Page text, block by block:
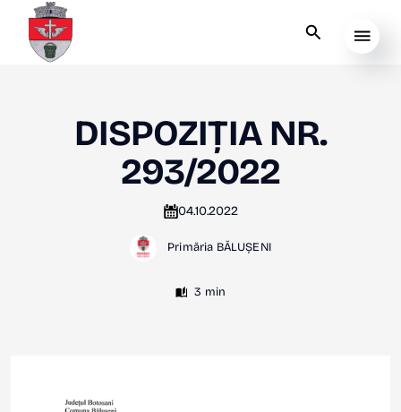
DISPOZIȚIA NR.
293/2022
04.10.2022
Primăria BĂLUȘENI
3 min